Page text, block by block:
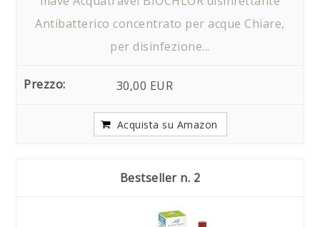
Antibatterico concentrato per acque Chiare,
per disinfezione...
30,00 EUR
Acquista su Amazon
2